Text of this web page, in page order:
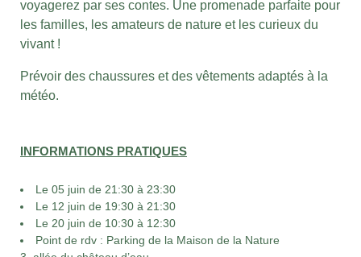
voyagerez par ses contes. Une promenade parfaite pour
les familles, les amateurs de nature et les curieux du
vivant !
Prévoir des chaussures et des vêtements adaptés à la
météo.
INFORMATIONS PRATIQUES
Le 05 juin de 21:30 à 23:30
Le 12 juin de 19:30 à 21:30
Le 20 juin de 10:30 à 12:30
Point de rdv : Parking de la Maison de la Nature